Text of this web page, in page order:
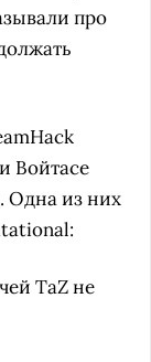
про
Войтасе
Одна из них
TaZ не